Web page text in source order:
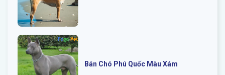
Bán Chó Phú Quốc Màu Xám